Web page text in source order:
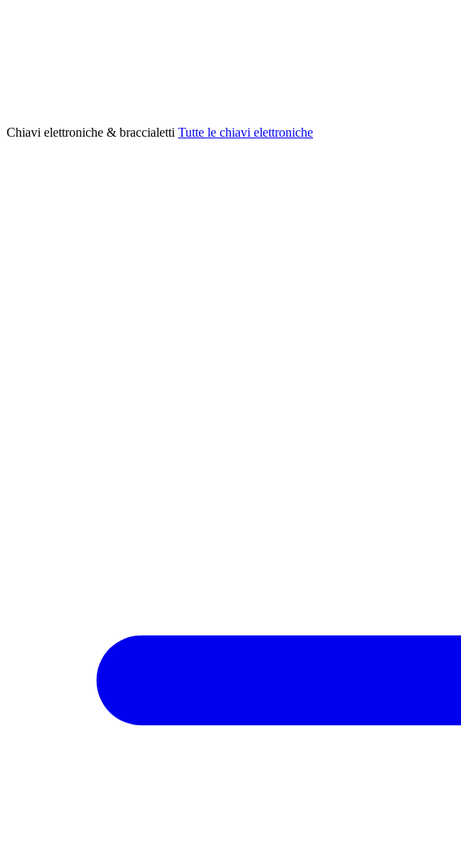
Chiavi elettroniche & braccialetti Tutte le chiavi elettroniche